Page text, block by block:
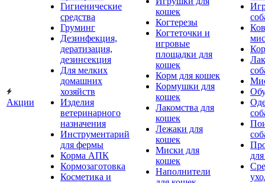
Акции
Гигиенические
средства
Груминг
Дезинфекция,
дератизация,
дезинсекция
Для мелких
домашних
хозяйств
Изделия
ветеринарного
назначения
Инструментарий
для фермы
Корма АПК
Кормозаготовка
Косметика и
кошек
Когтерезы
Когтеточки и
игровые
площадки для
кошек
Корм для кошек
Кормушки для
кошек
Лакомства для
кошек
Лежаки для
кошек
Миски для
кошек
Наполнители